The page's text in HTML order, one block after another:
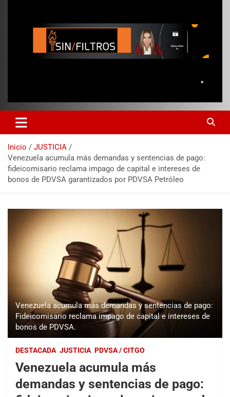
Inicio
JUSTICIA
Venezuela acumula más demandas y sentencias de pago:
fideicomisario reclama impago de capital e intereses de
bonos de PDVSA garantizados por PDVSA Petróleo
Venezuela acumula más demandas y sentencias de pago:
Fideicomisario reclama impago de capital e intereses de
bonos de PDVSA.
DESTACADA JUSTICIA PDVSA / CITGO
Venezuela acumula más
demandas y sentencias de pago: